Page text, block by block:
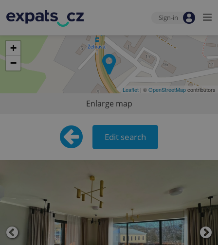
Sign-in
+
−
Leaflet | ©OpenStreetMapcontributors
Enlarge map
Edit search